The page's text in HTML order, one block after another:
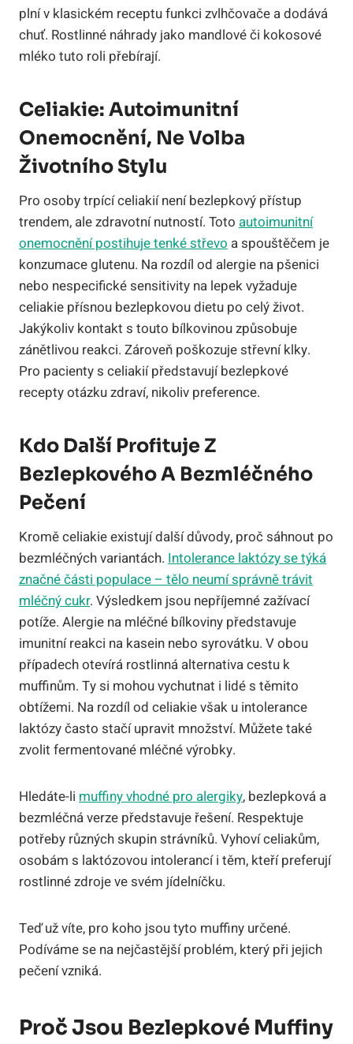
plní v klasickém receptu funkci zvlhčovače a dodává
chuť. Rostlinné náhrady jako mandlové či kokosové
mléko tuto roli přebírají.
Celiakie: Autoimunitní
Onemocnění, Ne Volba
Životního Stylu
Pro osoby trpící celiakií není bezlepkový přístup
trendem, ale zdravotní nutností. Toto autoimunitní
onemocnění postihuje tenké střevo a spouštěčem je
konzumace glutenu. Na rozdíl od alergie na pšenici
nebo nespecifické sensitivity na lepek vyžaduje
celiakie přísnou bezlepkovou dietu po celý život.
Jakýkoliv kontakt s touto bílkovinou způsobuje
zánětlivou reakci. Zároveň poškozuje střevní klky.
Pro pacienty s celiakií představují bezlepkové
recepty otázku zdraví, nikoliv preference.
Kdo Další Profituje Z
Bezlepkového A Bezmléčného
Pečení
Kromě celiakie existují další důvody, proč sáhnout po
bezmléčných variantách. Intolerance laktózy se týká
značné části populace – tělo neumí správně trávit
mléčný cukr. Výsledkem jsou nepříjemné zažívací
potíže. Alergie na mléčné bílkoviny představuje
imunitní reakci na kasein nebo syrovátku. V obou
případech otevírá rostlinná alternativa cestu k
muffinům. Ty si mohou vychutnat i lidé s těmito
obtížemi. Na rozdíl od celiakie však u intolerance
laktózy často stačí upravit množství. Můžete také
zvolit fermentované mléčné výrobky.
Hledáte-li muffiny vhodné pro alergiky, bezlepková a
bezmléčná verze představuje řešení. Respektuje
potřeby různých skupin strávníků. Vyhoví celiakům,
osobám s laktózovou intolerancí i těm, kteří preferují
rostlinné zdroje ve svém jídelníčku.
Teď už víte, pro koho jsou tyto muffiny určené.
Podíváme se na nejčastější problém, který při jejich
pečení vzniká.
Proč Jsou Bezlepkové Muffiny